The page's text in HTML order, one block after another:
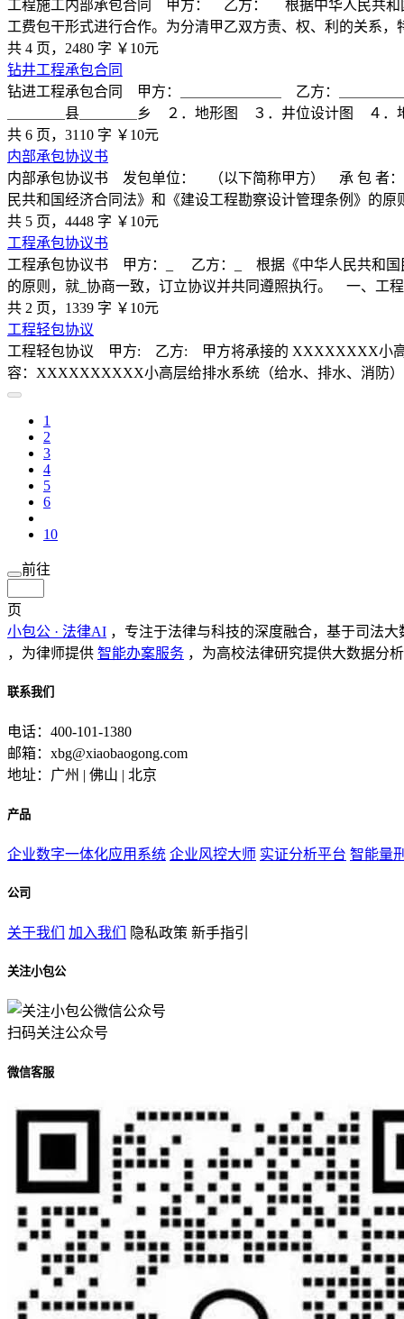
工程施工内部承包合同 甲方： 乙方： 根据中华人民共和
工费包干形式进行合作。为分清甲乙双方责、权、利的关系，
共 4 页，2480 字 ￥10元
钻井工程承包合同
钻进工程承包合同 甲方：＿＿＿＿＿＿＿ 乙方：＿＿＿
＿＿＿＿县＿＿＿＿乡 ２．地形图 ３．井位设计图 ４．
共 6 页，3110 字 ￥10元
内部承包协议书
内部承包协议书 发包单位： （以下简称甲方） 承 包 者：
民共和国经济合同法》和《建设工程勘察设计管理条例》的
共 5 页，4448 字 ￥10元
工程承包协议书
工程承包协议书 甲方：_ 乙方：_ 根据《中华人民共和国
的原则，就_协商一致，订立协议并共同遵照执行。 一、工
共 2 页，1339 字 ￥10元
工程轻包协议
工程轻包协议 甲方: 乙方: 甲方将承接的 XXXXXXXX小高
容：XXXXXXXXXX小高层给排水系统（给水、排水、消防
1
2
3
4
5
6
10
前往
页
小包公 · 法律AI ，专注于法律与科技的深度融合，基于司法
，为律师提供 智能办案服务 ，为高校法律研究提供大数据分
联系我们
电话：400-101-1380
邮箱：xbg@xiaobaogong.com
地址：广州 | 佛山 | 北京
产品
企业数字一体化应用系统 企业风控大师 实证分析平台 智能量
公司
关于我们 加入我们 隐私政策 新手指引
关注小包公
扫码关注公众号
微信客服